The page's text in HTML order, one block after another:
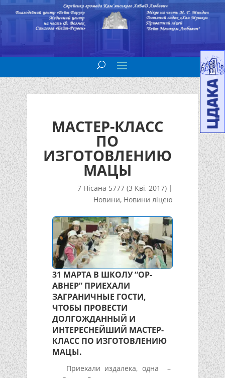
МАСТЕР-КЛАСС
ПО
ИЗГОТОВЛЕНИЮ
МАЦЫ
7 Нісана 5777 (3 Кві, 2017) |
Новини, Новини ліцею
31 МАРТА В ШКОЛУ “ОР-
АВНЕР” ПРИЕХАЛИ
ЗАГРАНИЧНЫЕ ГОСТИ,
ЧТОБЫ ПРОВЕСТИ
ДОЛГОЖДАННЫЙ И
ИНТЕРЕСНЕЙШИЙ МАСТЕР-
КЛАСС ПО ИЗГОТОВЛЕНИЮ
МАЦЫ.
Приехали издалека, одна –